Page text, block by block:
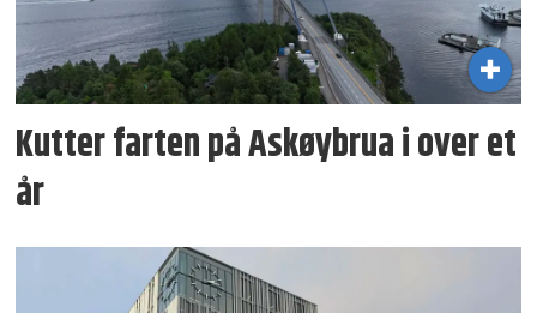
Kutter farten på Askøybrua i over et
år